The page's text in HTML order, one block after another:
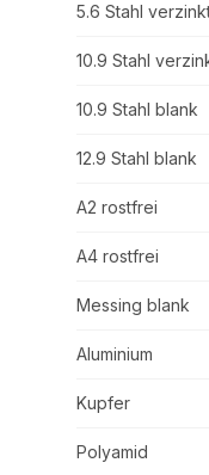
5.6 Stahl
10.9 Stahl
10.9 Stahl blank
12.9 Stahl blank
A2 rostfrei
A4 rostfrei
Messing blank
Aluminium
Kupfer
Polyamid